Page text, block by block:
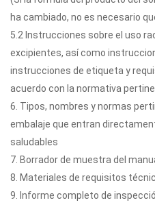
ha cambiado, no es necesario
5.2 Instrucciones sobre el uso
excipientes, así como
instrucciones de etiqueta y
acuerdo con la normativa
6. Tipos, nombres y normas
embalaje que entran
saludables
7. Borrador de muestra del
8. Materiales de requisitos
9. Informe completo de